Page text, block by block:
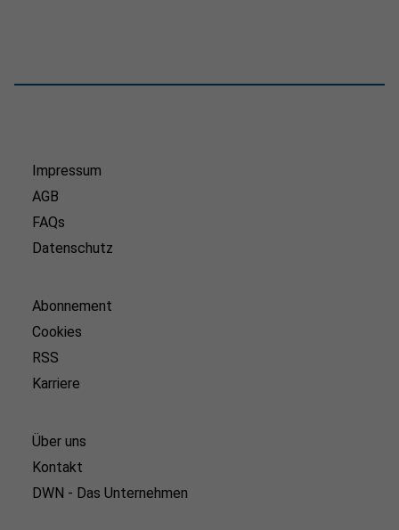
Impressum
AGB
FAQs
Datenschutz
Abonnement
Cookies
RSS
Karriere
Über uns
Kontakt
DWN - Das Unternehmen